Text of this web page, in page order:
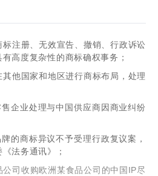
注册、无效宣告、撤销、行政诉讼
高度复杂性的商标确权事务；
他国家和地区进行商标布局，处理
企业处理与中国供应商因商业纠纷
的商标异议不予受理行政复议案，
法务通讯》；
司收购欧洲某食品公司的中国IP尽